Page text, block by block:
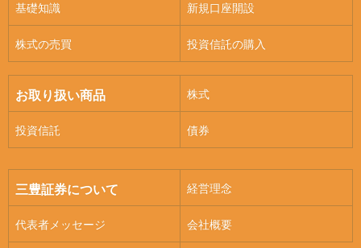
基礎知識 新規口座開設
株式の売買 投資信託の購入
お取り扱い商品 株式
投資信託 債券
三豊証券について 経営理念
代表者メッセージ 会社概要